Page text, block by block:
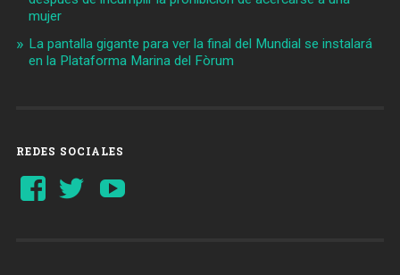
mujer
La pantalla gigante para ver la final del Mundial se instalará
en la Plataforma Marina del Fòrum
REDES SOCIALES
Ver
perfil
Ver
perfil